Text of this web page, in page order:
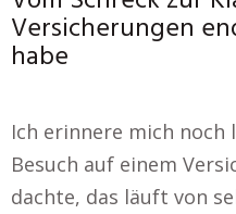
Versicherungen
habe
Ich erinnere mich
Besuch auf einem
dachte, das läuft von